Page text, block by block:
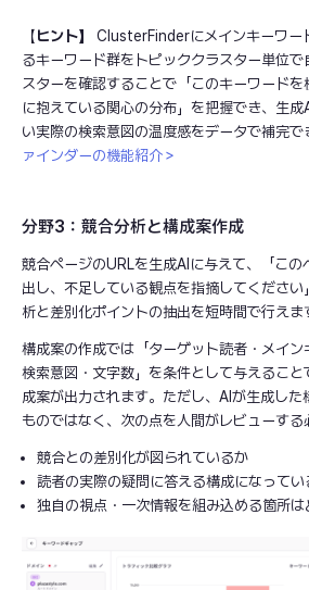
【ヒント】
ClusterFinderにメインキーワー
るキーワード群をトピッククラスター単位
スターを確認することで「このキーワード
に抱えている関心の分布」を把握でき、生
い実際の検索意図の温度感をデータで補完で
ァインダーの機能紹介＞
分野3：競合分析と構成案作成
競合ページのURLを生成AIに与えて、「この
出し、不足している観点を指摘してくださ
析と差別化ポイントの抽出を短時間で行えま
構成案の作成では「ターゲット読者・メイ
検索意図・文字数」を条件として与えるこ
成案が出力されます。ただし、AIが生成した
ものではなく、次の点を人間がレビューする
競合との差別化が図られているか
読者の実際の疑問に答える構成になってい
独自の視点・一次情報を組み込める箇所は